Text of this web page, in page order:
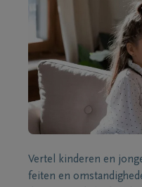
Vertel kinderen en
feiten en